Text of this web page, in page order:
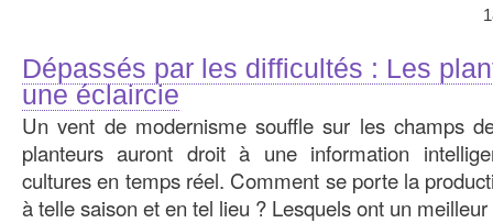
Dépassés par les difficultés : Les
une éclaircie
Un vent de modernisme souffle sur les champs
planteurs auront droit à une information
cultures en temps réel. Comment se porte la
à telle saison et en tel lieu ? Lesquels ont un